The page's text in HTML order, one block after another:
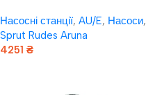
Насосні станції, AU/E, Насоси,
Sprut Rudes Aruna
4251 ₴